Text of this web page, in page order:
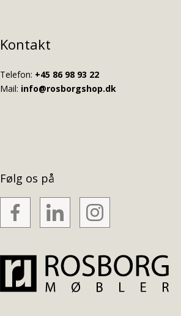
Kontakt
Telefon: +45 86 98 93 22
Mail: info@rosborgshop.dk
Følg os på